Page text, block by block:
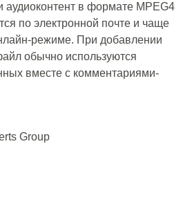
аудиоконтент в формате MPEG4
по электронной почте и чаще
режиме. При добавлении
обычно используются
вместе с комментариями-
Group